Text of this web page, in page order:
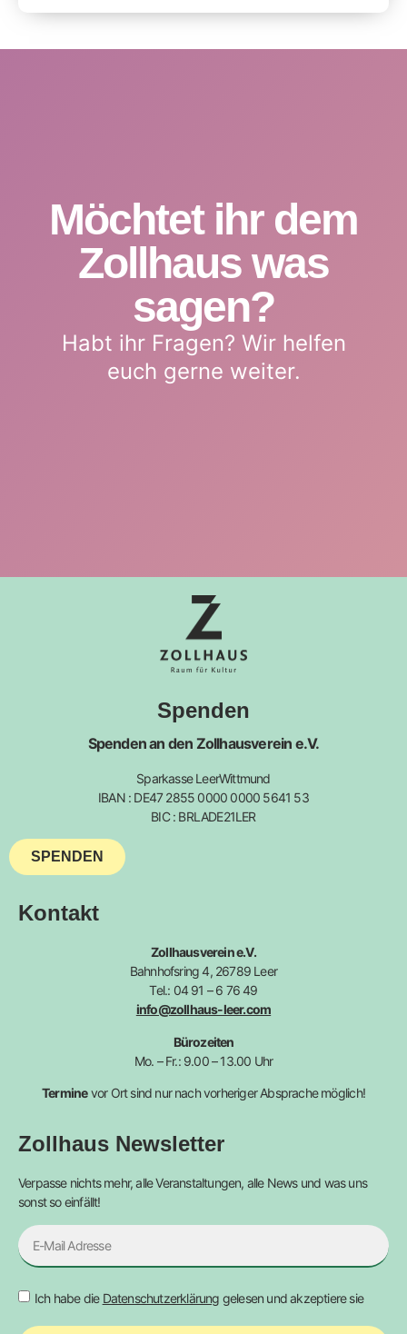
Möchtet ihr dem
Zollhaus was
sagen?
Habt ihr Fragen? Wir helfen
euch gerne weiter.
Spenden
Spenden an den Zollhausverein e.V.
Sparkasse LeerWittmund
IBAN : DE47 2855 0000 0000 5641 53
BIC : BRLADE21LER
SPENDEN
Kontakt
Zollhausverein e.V.
Bahnhofsring 4, 26789 Leer
Tel.: 04 91 – 6 76 49
info@zollhaus-leer.com
Bürozeiten
Mo. – Fr.: 9.00 – 13.00 Uhr
Terminevor Ort sind nur nach vorheriger Absprache möglich!
Zollhaus Newsletter
Verpasse nichts mehr, alle Veranstaltungen, alle News und was uns
sonst so einfällt!
Ich habe die Datenschutzerklärung gelesen und akzeptiere sie